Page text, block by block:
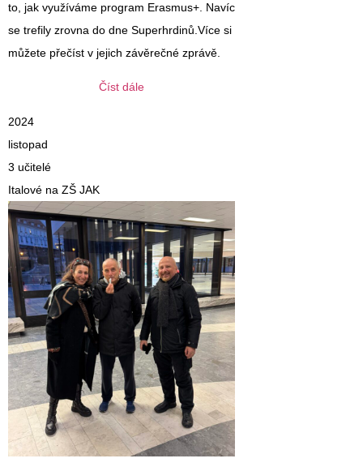
to, jak využíváme program Erasmus+. Navíc
se trefily zrovna do dne Superhrdinů.Více si
můžete přečíst v jejich závěrečné zprávě.
Číst dále
2024
listopad
3 učitelé
Italové na ZŠ JAK